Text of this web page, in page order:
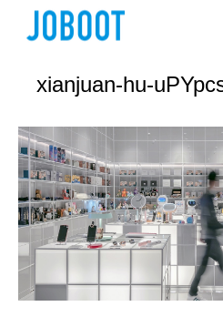
xianjuan-hu-